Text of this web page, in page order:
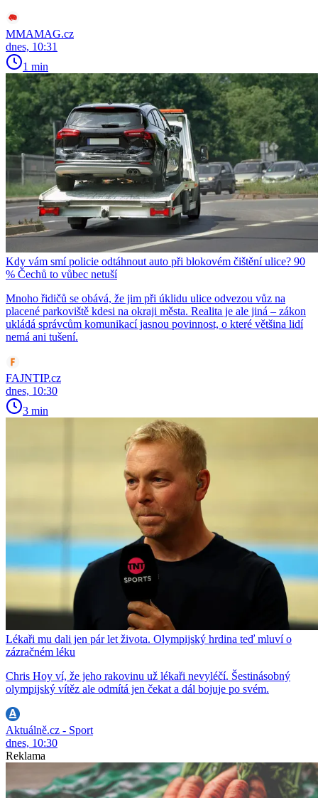
MMAMAG.cz
dnes, 10:31
1 min
Kdy vám smí policie odtáhnout auto při blokovém čištění ulice? 90
% Čechů to vůbec netuší
Mnoho řidičů se obává, že jim při úklidu ulice odvezou vůz na
placené parkoviště kdesi na okraji města. Realita je ale jiná – zákon
ukládá správcům komunikací jasnou povinnost, o které většina lidí
nemá ani tušení.
FAJNTIP.cz
dnes, 10:30
3 min
Lékaři mu dali jen pár let života. Olympijský hrdina teď mluví o
zázračném léku
Chris Hoy ví, že jeho rakovinu už lékaři nevyléčí. Šestinásobný
olympijský vítěz ale odmítá jen čekat a dál bojuje po svém.
Aktuálně.cz - Sport
dnes, 10:30
Reklama